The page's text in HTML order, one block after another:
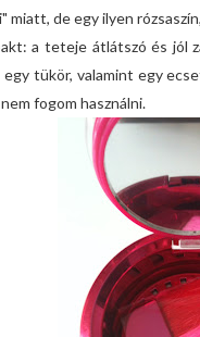
miatt, de egy ilyen
a teteje átlátszó és jól
tükör, valamint egy
fogom használni.